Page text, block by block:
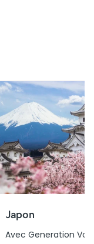
Japon
Avec Generation